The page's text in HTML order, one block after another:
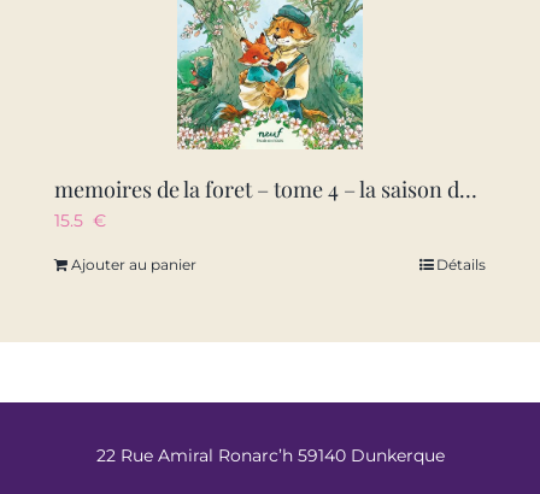
memoires de la foret – tome 4 – la saison des adieux
15.5 €
Ajouter au panier Détails
22 Rue Amiral Ronarc’h 59140 Dunkerque